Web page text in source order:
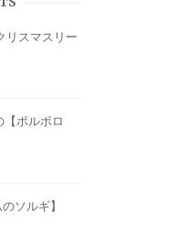
スマスリー
ポルボロ
ソルギ】